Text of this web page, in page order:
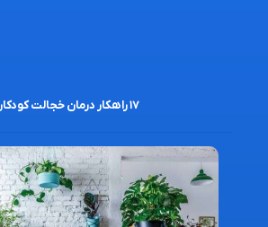
۱۷ راهکار درمان خجالت کودکان